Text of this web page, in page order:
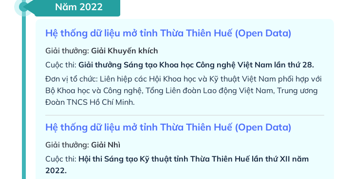
Năm 2022
Hệ thống dữ liệu mở tỉnh Thừa Thiên Huế (Open Data)
Giải thưởng: Giải Khuyến khích
Cuộc thi: Giải thưởng Sáng tạo Khoa học Công nghệ Việt Nam lần thứ 28.
Đơn vị tổ chức: Liên hiệp các Hội Khoa học và Kỹ thuật Việt Nam phối hợp với
Bộ Khoa học và Công nghệ, Tổng Liên đoàn Lao động Việt Nam, Trung ương
Đoàn TNCS Hồ Chí Minh.
Hệ thống dữ liệu mở tỉnh Thừa Thiên Huế (Open Data)
Giải thưởng: Giải Nhì
Cuộc thi: Hội thi Sáng tạo Kỹ thuật tỉnh Thừa Thiên Huế lần thứ XII năm
2022.